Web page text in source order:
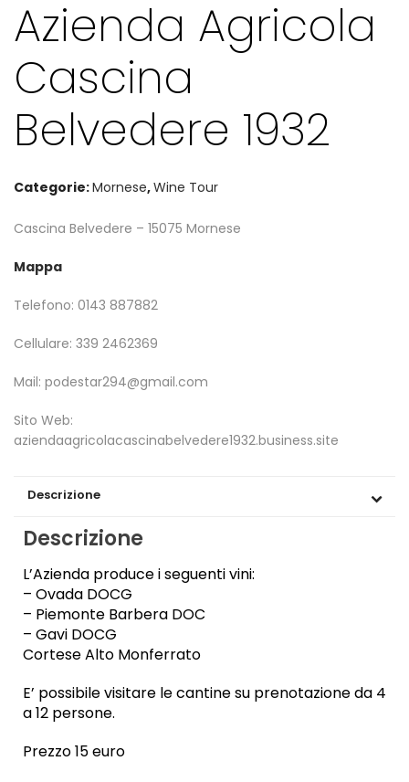
Azienda Agricola
Cascina
Belvedere 1932
Categorie:Mornese,Wine Tour
Cascina Belvedere – 15075 Mornese
Mappa
Telefono: 0143 887882
Cellulare: 339 2462369
Mail: podestar294@gmail.com
Sito Web:
aziendaagricolacascinabelvedere1932.business.site
Descrizione
Descrizione
L’Azienda produce i seguenti vini:
– Ovada DOCG
– Piemonte Barbera DOC
– Gavi DOCG
Cortese Alto Monferrato
E’ possibile visitare le cantine su prenotazione da 4
a 12 persone.
Prezzo 15 euro